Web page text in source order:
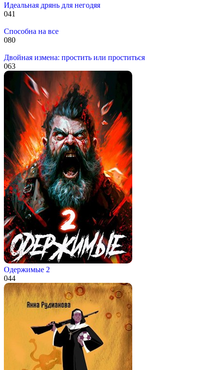
Идеальная дрянь для негодяя
041
Способна на все
080
Двойная измена: простить или проститься
063
Одержимые 2
044